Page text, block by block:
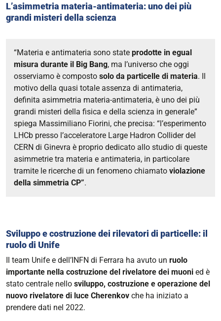
L’asimmetria materia-antimateria: uno dei più
grandi misteri della scienza
“Materia e antimateria sono state prodotte in egual
misura durante il Big Bang, ma l’universo che oggi
osserviamo è composto solo da particelle di materia. Il
motivo della quasi totale assenza di antimateria,
definita asimmetria materia-antimateria, è uno dei più
grandi misteri della fisica e della scienza in generale”
spiega Massimiliano Fiorini, che precisa: “l’esperimento
LHCb presso l’acceleratore Large Hadron Collider del
CERN di Ginevra è proprio dedicato allo studio di queste
asimmetrie tra materia e antimateria, in particolare
tramite le ricerche di un fenomeno chiamato violazione
della simmetria CP”.
Sviluppo e costruzione dei rilevatori di particelle: il
ruolo di Unife
Il team Unife e dell’INFN di Ferrara ha avuto un ruolo
importante nella costruzione del rivelatore dei muoni ed è
stato centrale nello sviluppo, costruzione e operazione del
nuovo rivelatore di luce Cherenkov che ha iniziato a
prendere dati nel 2022.